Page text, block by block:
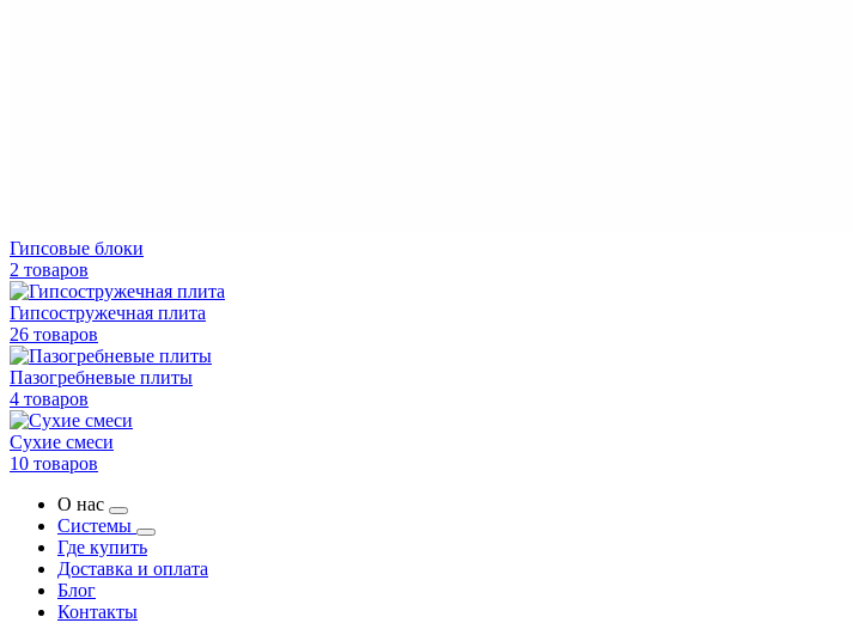
Гипсовые блоки
2 товаров
Гипсостружечная плита
26 товаров
Пазогребневые плиты
4 товаров
Сухие смеси
10 товаров
О нас
Системы
Где купить
Доставка и оплата
Блог
Контакты